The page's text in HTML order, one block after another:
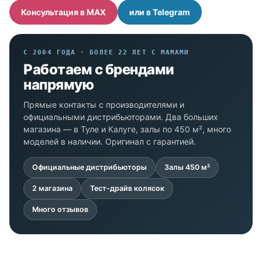
Консультация в MAX или в Telegram
С 2004 ГОДА · БОЛЕЕ 22 ЛЕТ С МАМАМИ
Работаем с брендами
напрямую
Прямые контакты с производителями и
официальными дистрибьюторами. Два больших
магазина — в Туле и Калуге, залы по 450 м², много
моделей в наличии. Оригинал с гарантией.
Официальные дистрибьюторы Залы 450 м²
2 магазина Тест-драйв колясок
Много отзывов